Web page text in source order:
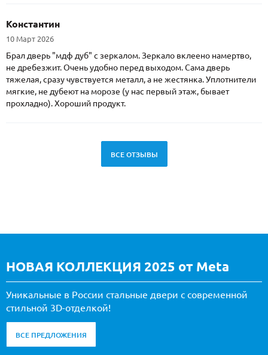
Константин
10 Март 2026
Брал дверь "мдф дуб" с зеркалом. Зеркало вклеено намертво,
не дребезжит. Очень удобно перед выходом. Сама дверь
тяжелая, сразу чувствуется металл, а не жестянка. Уплотнители
мягкие, не дубеют на морозе (у нас первый этаж, бывает
прохладно). Хороший продукт.
ВСЕ ОТЗЫВЫ
НОВАЯ КОЛЛЕКЦИЯ 2025 от Meta
Уникальные в России стальные двери с современной
стильной 3D-отделкой!
ВСЕ ПРЕДЛОЖЕНИЯ